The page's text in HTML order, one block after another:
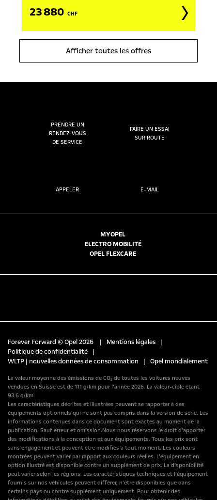
23 880 CHF
Afficher toutes les offres
PRENDRE UN
RENDEZ-VOUS
DE SERVICE
FAIRE UN ESSAI
SUR ROUTE
APPELER E-MAIL
MYOPEL
ELECTRO MOBILITÉ
OPEL FLEXCARE
Forever Forward © Opel 2026 | Mentions légales
|
Politique de confidentialité
|
WLTP | nouvelles données de consommation
| Opel mondialement
La valeur moyenne des émissions de CO₂ de toutes les voitures neuves
vendues en Suisse est de 111 g/km pour l’année 2026. La valeur-cible étant
93.6 g/km.
Les caractéristiques décrites et illustrées peuvent se rapporter à des
équipements optionnels qui ne sont pas compris dans la version de série. Les
informations contenues dans ce document sont exactes au moment de la
publication. Sauf erreur et omission.Nous nous réservons le droit d’apporter
des modifications à la conception et aux équipements. Tous les prix sont
sans engagement et peuvent être modifiés à tout moment. Les couleurs
montrées peuvent varier par rapport aux couleurs réelles. L’équipement en
option illustré est disponible contre un supplément de prix. La disponibilité
peut varier selon les régions. Les caractéristiques techniques et l’équipement
fournis sur nos véhicules peuvent différer, n’être disponibles que dans
certains pays ou contre supplément uniquement. Pour obtenir des